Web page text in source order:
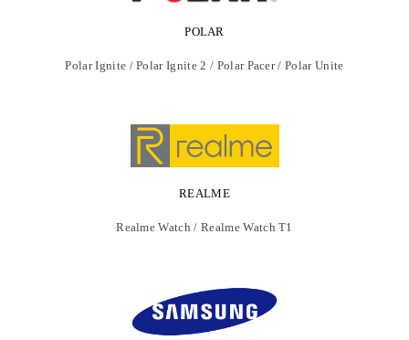
POLAR
Polar Ignite / Polar Ignite 2 / Polar Pacer / Polar Unite
REALME
Realme Watch / Realme Watch T1